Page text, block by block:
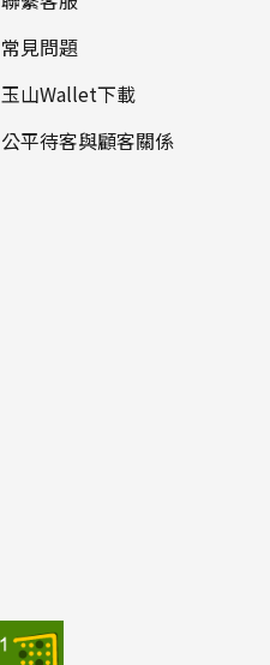
常見問題
玉山Wallet下載
公平待客與顧客關係